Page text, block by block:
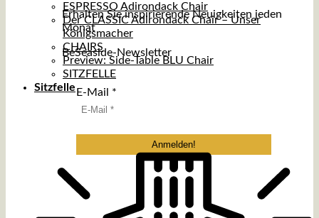
Erhalten Sie inspirierende Neuigkeiten jeden
Monat
BeSeaside-Newsletter
E-Mail *
ESPRESSO Adirondack Chair
Der CLASSIC Adirondack Chair – Unser
Königsmacher
CHAIRS
Preview: Side-Table BLU Chair
SITZFELLE
Sitzfelle